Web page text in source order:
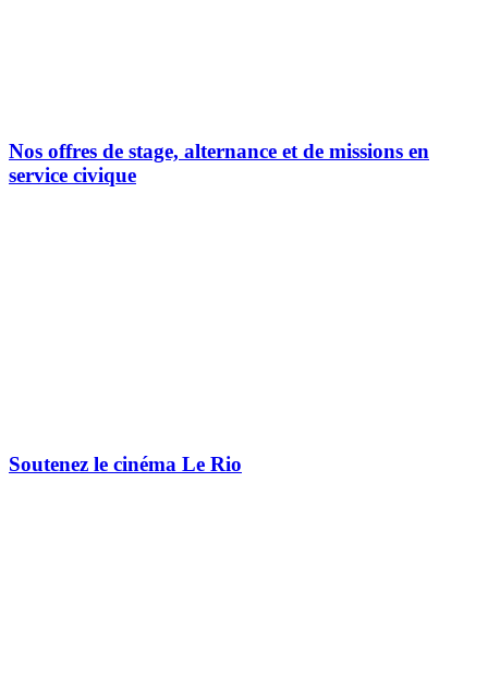
Nos offres de stage, alternance et de missions en
service civique
Soutenez le cinéma Le Rio